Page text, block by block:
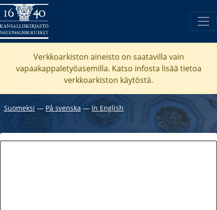
Verkkoarkiston aineisto on saatavilla vain
vapaakappaletyöasemilla. Katso infosta lisää tietoa
verkkoarkiston käytöstä.
Suomeksi ― På svenska ― In English